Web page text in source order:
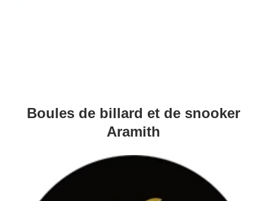
Boules de billard et de snooker
Aramith